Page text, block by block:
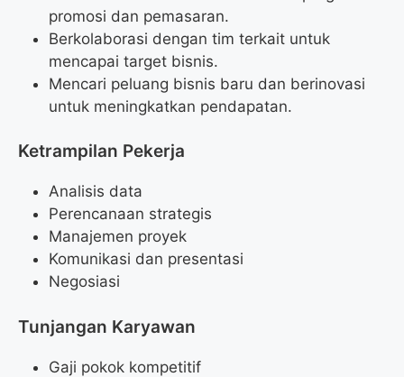
promosi dan pemasaran.
Berkolaborasi dengan tim terkait untuk
mencapai target bisnis.
Mencari peluang bisnis baru dan berinovasi
untuk meningkatkan pendapatan.
Ketrampilan Pekerja
Analisis data
Perencanaan strategis
Manajemen proyek
Komunikasi dan presentasi
Negosiasi
Tunjangan Karyawan
Gaji pokok kompetitif